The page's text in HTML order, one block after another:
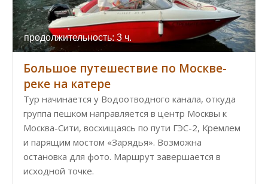
продолжительность: 3 ч.
Большое путешествие по Москве-
реке на катере
Тур начинается у Водоотводного канала, откуда
группа пешком направляется в центр Москвы к
Москва-Сити, восхищаясь по пути ГЭС-2, Кремлем
и парящим мостом «Зарядья». Возможна
остановка для фото. Маршрут завершается в
исходной точке.